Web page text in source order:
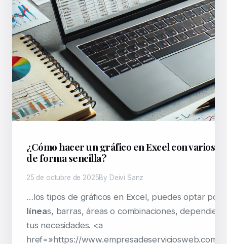
¿Cómo hacer un gráfico en Excel con varios
de forma sencilla?
25 de octubre de 2025By Deivi Sanz
…los tipos de gráficos en Excel, puedes optar por
líneas, barras, áreas o combinaciones,
tus necesidades. <a
href=»https://www.empresadeserviciosweb.com/